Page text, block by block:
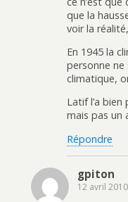
que la
voir la
En 1945 la
personne ne
climatique,
Latif l’a
mais pas un
Répondre
gpiton
12 avril 2010